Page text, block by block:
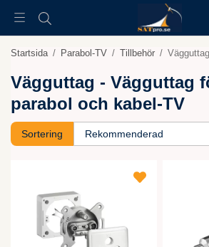
Startsida / Parabol-TV / Tillbehör / Vägguttag
Vägguttag - Vägguttag
parabol och kabel-TV
Sortering